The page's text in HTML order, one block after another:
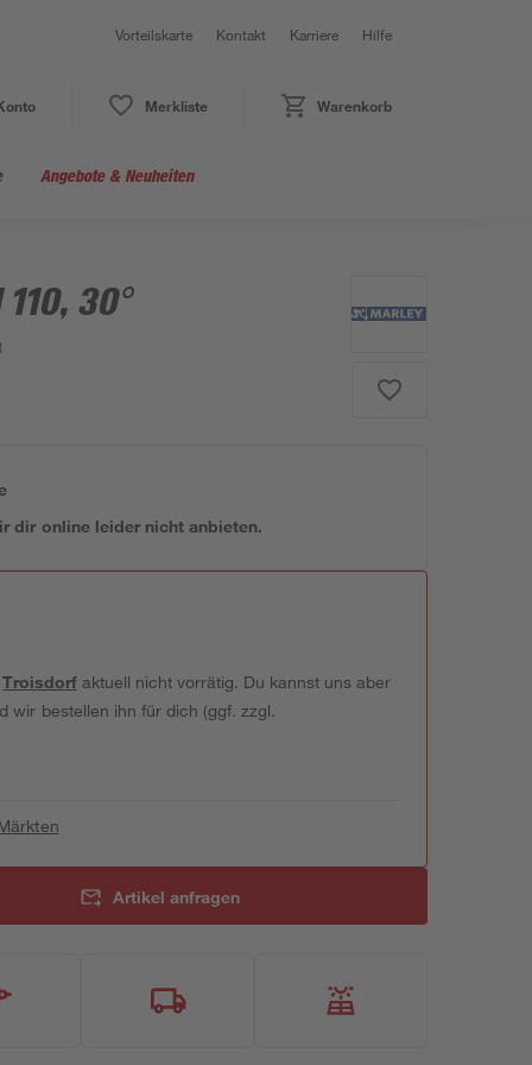
Vorteilskarte Kontakt Karriere Hilfe
Merkliste Warenkorb
Angebote & Neuheiten
30°
dir online leider nicht anbieten.
Troisdorfaktuell nicht vorrätig. Du kannst uns aber
wir bestellen ihn für dich (ggf. zzgl.
Artikel anfragen